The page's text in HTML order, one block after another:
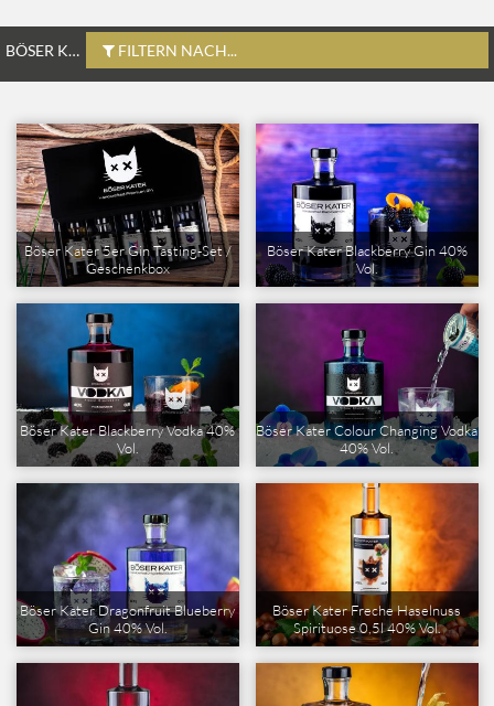
BÖSER KATER FILTERN NACH...
Böser Kater 5er Gin Tasting-Set /
Geschenkbox
Böser Kater Blackberry Gin 40%
Vol.
Böser Kater Blackberry Vodka 40%
Vol.
Böser Kater Colour Changing Vodka
40% Vol.
Böser Kater Dragonfruit Blueberry
Gin 40% Vol.
Böser Kater Freche Haselnuss
Spirituose 0,5l 40% Vol.